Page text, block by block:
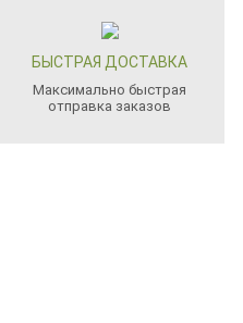
БЫСТРАЯ ДОСТАВКА
Максимально быстрая
отправка заказов